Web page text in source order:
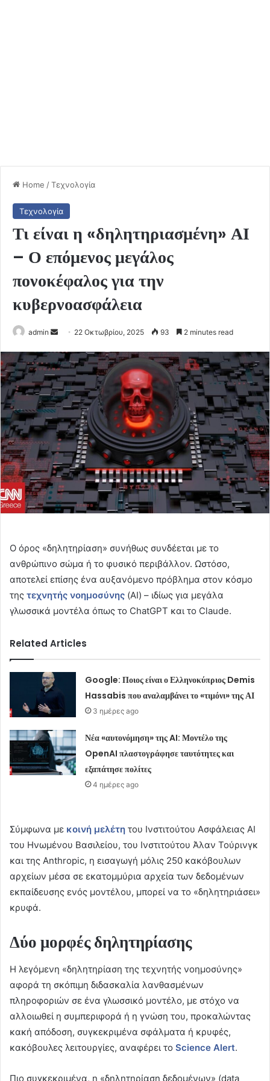
Home /Τεχνολογία
Τεχνολογία
Τι είναι η «δηλητηριασμένη» ΑΙ
– Ο επόμενος μεγάλος
πονοκέφαλος για την
κυβερνοασφάλεια
admin
Send
email
22 Οκτωβρίου, 2025 93 2 minutes read
Ο όρος «δηλητηρίαση» συνήθως συνδέεται με το
ανθρώπινο σώμα ή το φυσικό περιβάλλον. Ωστόσο,
αποτελεί επίσης ένα αυξανόμενο πρόβλημα στον κόσμο
της τεχνητής νοημοσύνης (AI) – ιδίως για μεγάλα
γλωσσικά μοντέλα όπως το ChatGPT και το Claude.
Related Articles
Google: Ποιος είναι ο Ελληνοκύπριος Demis
Hassabis που αναλαμβάνει το «τιμόνι» της ΑΙ
3 ημέρες ago
Νέα «αυτονόμηση» της AI: Μοντέλο της
OpenAI πλαστογράφησε ταυτότητες και
εξαπάτησε πολίτες
4 ημέρες ago
Σύμφωνα με κοινή μελέτη του Ινστιτούτου Ασφάλειας ΑΙ
του Ηνωμένου Βασιλείου, του Ινστιτούτου Άλαν Τούρινγκ
και της Anthropic, η εισαγωγή μόλις 250 κακόβουλων
αρχείων μέσα σε εκατομμύρια αρχεία των δεδομένων
εκπαίδευσης ενός μοντέλου, μπορεί να το «δηλητηριάσει»
κρυφά.
Δύο μορφές δηλητηρίασης
Η λεγόμενη «δηλητηρίαση της τεχνητής νοημοσύνης»
αφορά τη σκόπιμη διδασκαλία λανθασμένων
πληροφοριών σε ένα γλωσσικό μοντέλο, με στόχο να
αλλοιωθεί η συμπεριφορά ή η γνώση του, προκαλώντας
κακή απόδοση, συγκεκριμένα σφάλματα ή κρυφές,
κακόβουλες λειτουργίες, αναφέρει το Science Alert.
Πιο συγκεκριμένα, η «δηλητηρίαση δεδομένων» (data